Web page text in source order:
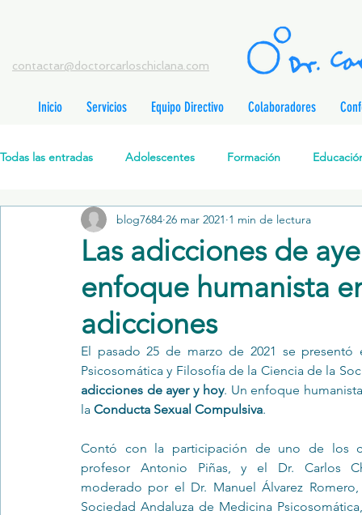
contactar@doctorcarloschiclana.com
Inicio Servicios Equipo Directivo Colaboradores
Todas las entradas Adolescentes Formación
Salud Mental Perinatal Psicoterapia Cognitivo-Analítica
Formación profesionales Jóvenes Desarrollo personal
Promoción de la salud mental Relaciones de pareja
Trastornos de la conducta alimentar Infantil
Las adicciones de
enfoque humanista
adicciones
blog7684 26 mar 2021 1 min de lectura
El pasado 25 de marzo de 2021 se
Psicosomática y Filosofía de la Ciencia de la
adicciones de ayer y hoy. Un enfoque
la Conducta Sexual Compulsiva.
Contó con la participación de uno de los
profesor Antonio Piñas, y el Dr. Carlos
moderado por el Dr. Manuel Álvarez
Sociedad Andaluza de Medicina